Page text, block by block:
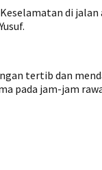
di jalan
tertib dan
pada jam-jam